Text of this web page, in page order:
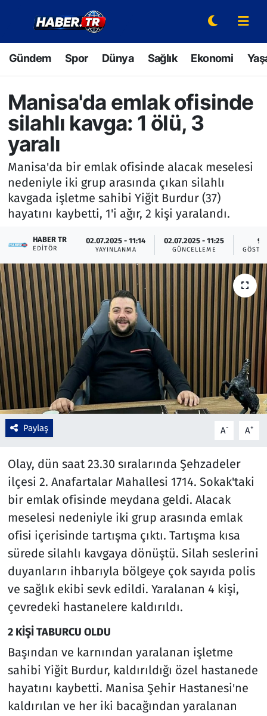
Gündem Spor Dünya Sağlık Ekonomi
Manisa'da emlak ofisinde
silahlı kavga: 1 ölü, 3
yaralı
Manisa'da bir emlak ofisinde alacak meselesi
nedeniyle iki grup arasında çıkan silahlı
kavgada işletme sahibi Yiğit Burdur (37)
hayatını kaybetti, 1'i ağır, 2 kişi yaralandı.
HABER TR
EDITÖR
02.07.2025 - 11:14
YAYINLANMA
02.07.2025 - 11:25
GÜNCELLEME
9
Paylaş A- A+
Olay, dün saat 23.30 sıralarında Şehzadeler
ilçesi 2. Anafartalar Mahallesi 1714. Sokak'taki
bir emlak ofisinde meydana geldi. Alacak
meselesi nedeniyle iki grup arasında emlak
ofisi içerisinde tartışma çıktı. Tartışma kısa
sürede silahlı kavgaya dönüştü. Silah seslerini
duyanların ihbarıyla bölgeye çok sayıda polis
ve sağlık ekibi sevk edildi. Yaralanan 4 kişi,
çevredeki hastanelere kaldırıldı.
2 KİŞİ TABURCU OLDU
Başından ve karnından yaralanan işletme
sahibi Yiğit Burdur, kaldırıldığı özel hastanede
hayatını kaybetti. Manisa Şehir Hastanesi'ne
kaldırılan ve her iki bacağından yaralanan
Gündem
Spor
Dünya
Sağlık
Ekonomi
Yaşam
Çevre & Doğa
Eğitim
Turizm
Yerel
Hava Durumu
Trafik Durumu
Süper Lig Puan Durumu ve Fikstür
Tüm Manşetler
Son Dakika Haberleri
Haber Arşivi